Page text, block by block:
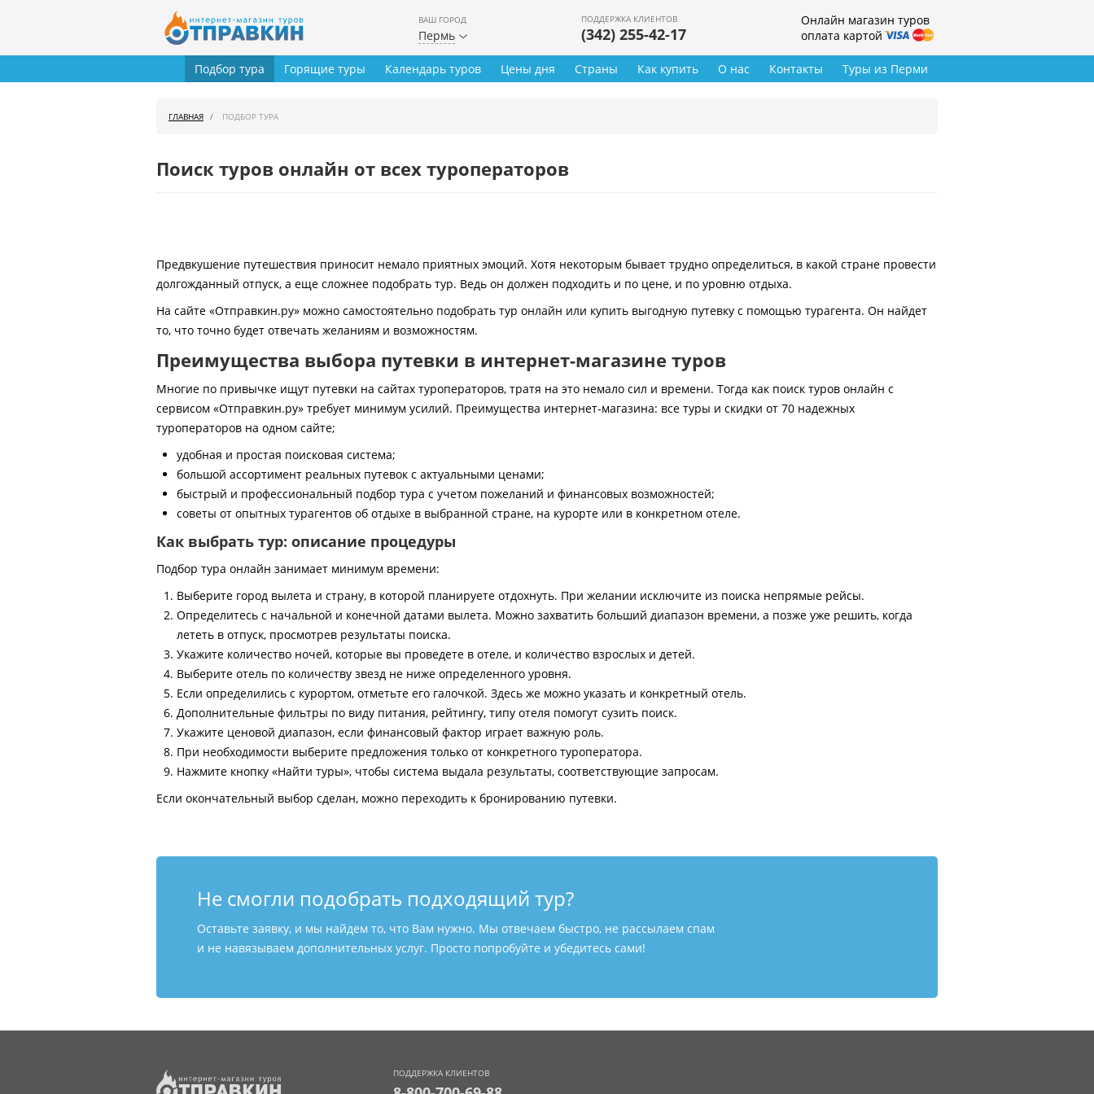
ВАШ ГОРОД
Пермь
ПОДДЕРЖКА КЛИЕНТОВ
(342) 255-42-17
Онлайн магазин туров
оплата картой
Туры из Перми
Подбор тура Горящие туры Календарь туров Цены дня Страны Как купить О нас Контакты
ГЛАВНАЯ ПОДБОР ТУРА
Поиск туров онлайн от всех туроператоров
Предвкушение путешествия приносит немало приятных эмоций. Хотя некоторым бывает трудно определиться, в какой стране провести
долгожданный отпуск, а еще сложнее подобрать тур. Ведь он должен подходить и по цене, и по уровню отдыха.
На сайте «Отправкин.ру» можно самостоятельно подобрать тур онлайн или купить выгодную путевку с помощью турагента. Он найдет
то, что точно будет отвечать желаниям и возможностям.
Преимущества выбора путевки в интернет-магазине туров
Многие по привычке ищут путевки на сайтах туроператоров, тратя на это немало сил и времени. Тогда как поиск туров онлайн с
сервисом «Отправкин.ру» требует минимум усилий. Преимущества интернет-магазина: все туры и скидки от 70 надежных
туроператоров на одном сайте;
удобная и простая поисковая система;
большой ассортимент реальных путевок с актуальными ценами;
быстрый и профессиональный подбор тура с учетом пожеланий и финансовых возможностей;
советы от опытных турагентов об отдыхе в выбранной стране, на курорте или в конкретном отеле.
Как выбрать тур: описание процедуры
Подбор тура онлайн занимает минимум времени:
Выберите город вылета и страну, в которой планируете отдохнуть. При желании исключите из поиска непрямые рейсы.
Определитесь с начальной и конечной датами вылета. Можно захватить больший диапазон времени, а позже уже решить, когда
лететь в отпуск, просмотрев результаты поиска.
Укажите количество ночей, которые вы проведете в отеле, и количество взрослых и детей.
Выберите отель по количеству звезд не ниже определенного уровня.
Если определились с курортом, отметьте его галочкой. Здесь же можно указать и конкретный отель.
Дополнительные фильтры по виду питания, рейтингу, типу отеля помогут сузить поиск.
Укажите ценовой диапазон, если финансовый фактор играет важную роль.
При необходимости выберите предложения только от конкретного туроператора.
Нажмите кнопку «Найти туры», чтобы система выдала результаты, соответствующие запросам.
Если окончательный выбор сделан, можно переходить к бронированию путевки.
Не смогли подобрать подходящий тур?
Оставьте заявку, и мы найдем то, что Вам нужно. Мы отвечаем быстро, не рассылаем спам
и не навязываем дополнительных услуг. Просто попробуйте и убедитесь сами!
ПОДДЕРЖКА КЛИЕНТОВ